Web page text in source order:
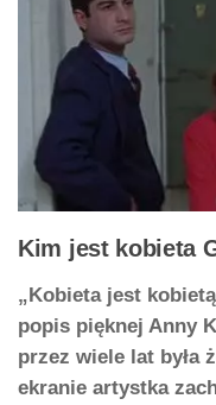
Kim jest kobieta
„Kobieta jest
popis pięknej Anny
przez wiele lat była
ekranie artystka